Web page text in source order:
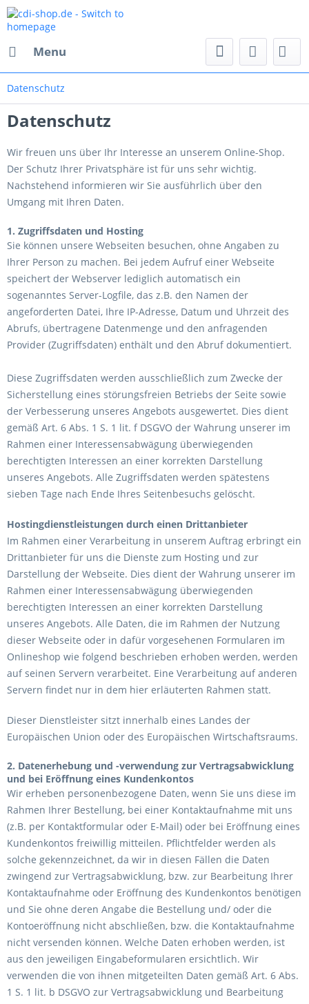
Menu
Datenschutz
Datenschutz
Wir freuen uns über Ihr Interesse an unserem Online-Shop.
Der Schutz Ihrer Privatsphäre ist für uns sehr wichtig.
Nachstehend informieren wir Sie ausführlich über den
Umgang mit Ihren Daten.
1. Zugriffsdaten und Hosting
Sie können unsere Webseiten besuchen, ohne Angaben zu
Ihrer Person zu machen. Bei jedem Aufruf einer Webseite
speichert der Webserver lediglich automatisch ein
sogenanntes Server-Logfile, das z.B. den Namen der
angeforderten Datei, Ihre IP-Adresse, Datum und Uhrzeit des
Abrufs, übertragene Datenmenge und den anfragenden
Provider (Zugriffsdaten) enthält und den Abruf dokumentiert.
Diese Zugriffsdaten werden ausschließlich zum Zwecke der
Sicherstellung eines störungsfreien Betriebs der Seite sowie
der Verbesserung unseres Angebots ausgewertet. Dies dient
gemäß Art. 6 Abs. 1 S. 1 lit. f DSGVO der Wahrung unserer im
Rahmen einer Interessensabwägung überwiegenden
berechtigten Interessen an einer korrekten Darstellung
unseres Angebots. Alle Zugriffsdaten werden spätestens
sieben Tage nach Ende Ihres Seitenbesuchs gelöscht.
Hostingdienstleistungen durch einen Drittanbieter
Im Rahmen einer Verarbeitung in unserem Auftrag erbringt ein
Drittanbieter für uns die Dienste zum Hosting und zur
Darstellung der Webseite. Dies dient der Wahrung unserer im
Rahmen einer Interessensabwägung überwiegenden
berechtigten Interessen an einer korrekten Darstellung
unseres Angebots. Alle Daten, die im Rahmen der Nutzung
dieser Webseite oder in dafür vorgesehenen Formularen im
Onlineshop wie folgend beschrieben erhoben werden, werden
auf seinen Servern verarbeitet. Eine Verarbeitung auf anderen
Servern findet nur in dem hier erläuterten Rahmen statt.
Dieser Dienstleister sitzt innerhalb eines Landes der
Europäischen Union oder des Europäischen Wirtschaftsraums.
2. Datenerhebung und -verwendung zur Vertragsabwicklung
und bei Eröffnung eines Kundenkontos
Wir erheben personenbezogene Daten, wenn Sie uns diese im
Rahmen Ihrer Bestellung, bei einer Kontaktaufnahme mit uns
(z.B. per Kontaktformular oder E-Mail) oder bei Eröffnung eines
Kundenkontos freiwillig mitteilen. Pflichtfelder werden als
solche gekennzeichnet, da wir in diesen Fällen die Daten
zwingend zur Vertragsabwicklung, bzw. zur Bearbeitung Ihrer
Kontaktaufnahme oder Eröffnung des Kundenkontos benötigen
und Sie ohne deren Angabe die Bestellung und/ oder die
Kontoeröffnung nicht abschließen, bzw. die Kontaktaufnahme
nicht versenden können. Welche Daten erhoben werden, ist
aus den jeweiligen Eingabeformularen ersichtlich. Wir
verwenden die von ihnen mitgeteilten Daten gemäß Art. 6 Abs.
1 S. 1 lit. b DSGVO zur Vertragsabwicklung und Bearbeitung